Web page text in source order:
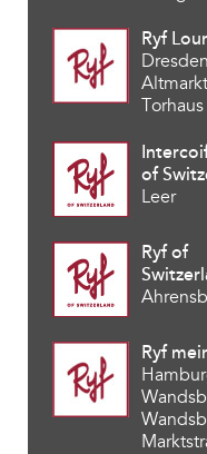
Ryf
Torhaus
of
Leer
Ryf of
Ryf